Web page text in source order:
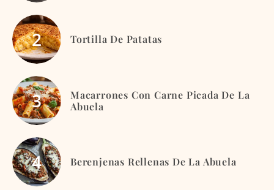
Tortilla De Patatas
Macarrones Con Carne Picada De La
Abuela
Berenjenas Rellenas De La Abuela